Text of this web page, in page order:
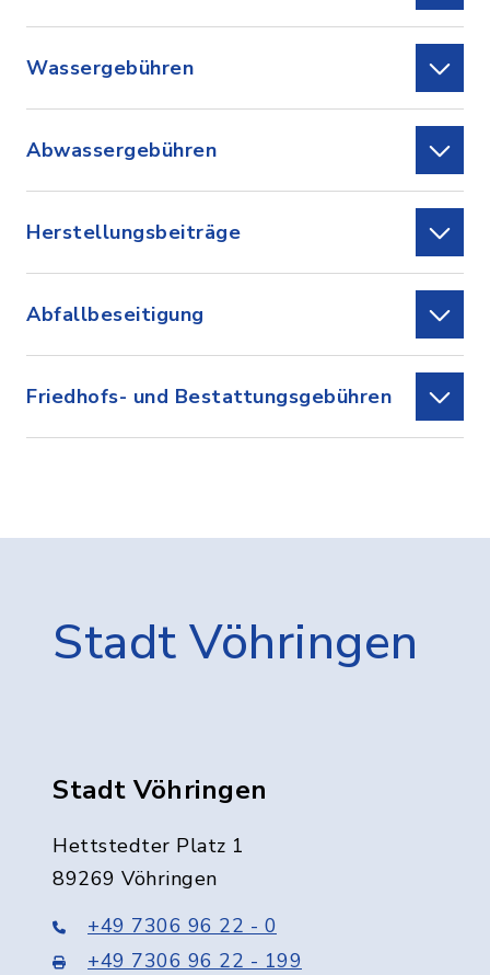
Wassergebühren
Abwassergebühren
Herstellungsbeiträge
Abfallbeseitigung
Friedhofs- und Bestattungsgebühren
Stadt Vöhringen
Stadt Vöhringen
Hettstedter Platz 1
89269 Vöhringen
+49 7306 96 22 - 0
+49 7306 96 22 - 199